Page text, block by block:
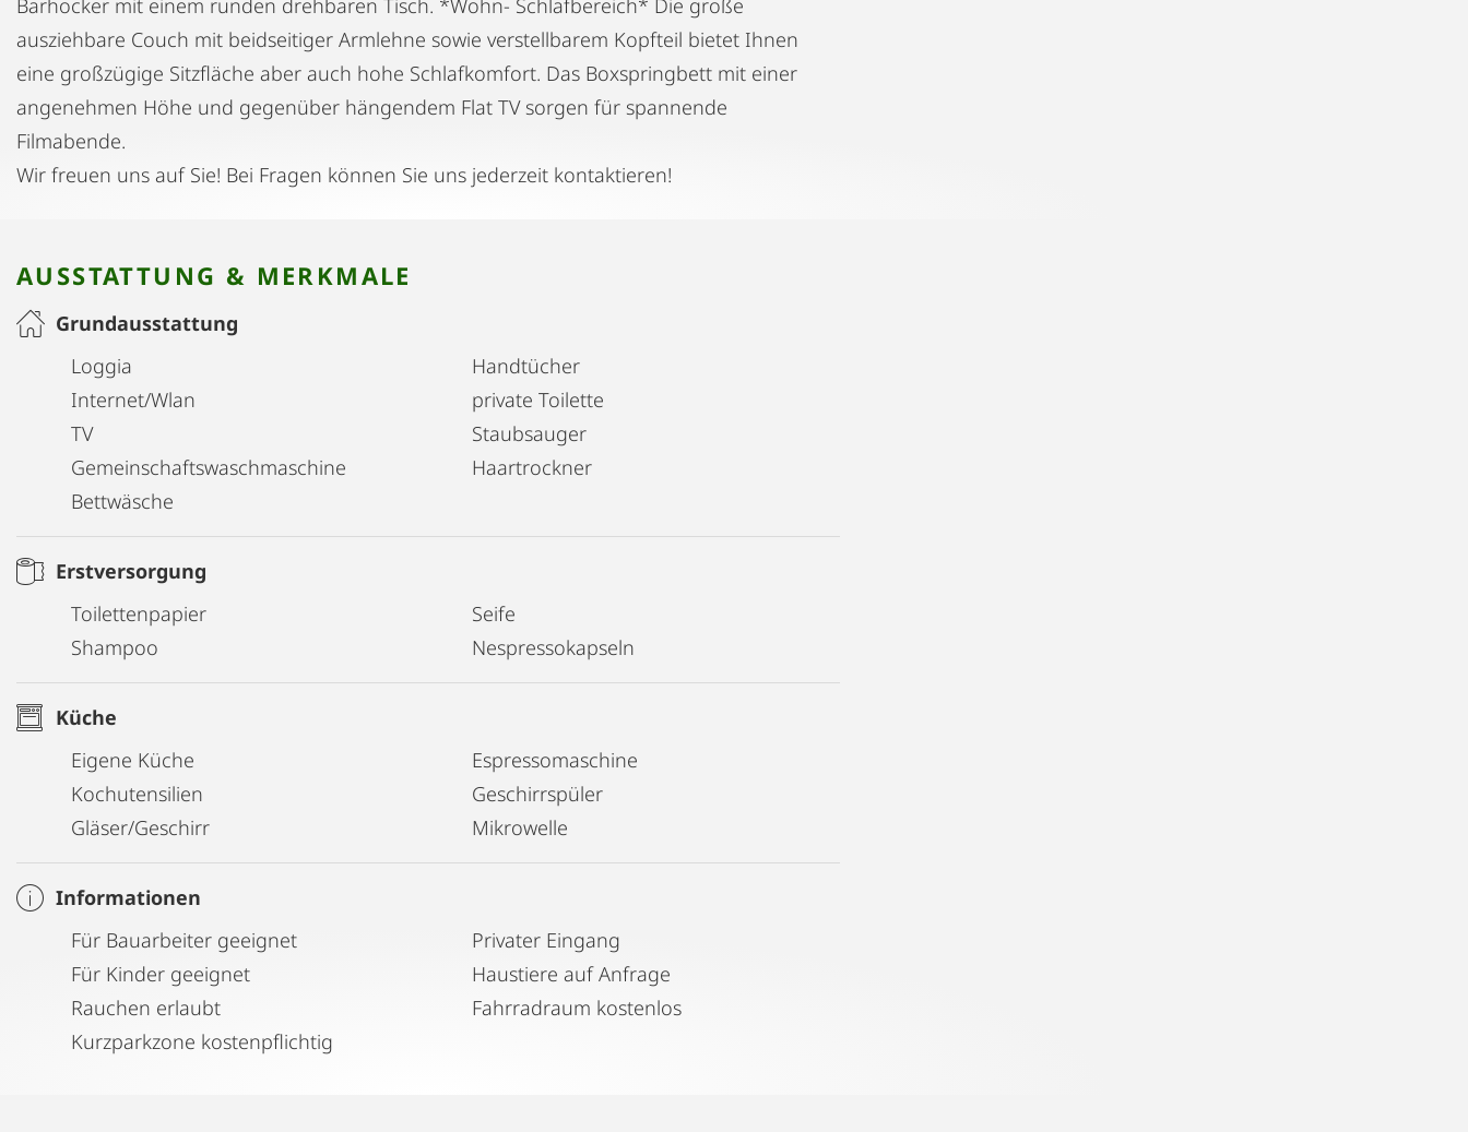
ausziehbare Couch mit beidseitiger Armlehne sowie verstellbarem Kopfteil bietet Ihnen
eine großzügige Sitzfläche aber auch hohe Schlafkomfort. Das Boxspringbett mit einer
angenehmen Höhe und gegenüber hängendem Flat TV sorgen für spannende
Filmabende.
Wir freuen uns auf Sie! Bei Fragen können Sie uns jederzeit kontaktieren!
AUSSTATTUNG & MERKMALE
Grundausstattung
Loggia
Internet/Wlan
TV
Gemeinschaftswaschmaschine
Bettwäsche
Handtücher
private Toilette
Staubsauger
Haartrockner
Erstversorgung
Toilettenpapier
Shampoo
Seife
Nespressokapseln
Küche
Eigene Küche
Kochutensilien
Gläser/Geschirr
Espressomaschine
Geschirrspüler
Mikrowelle
Informationen
Für Bauarbeiter geeignet
Für Kinder geeignet
Rauchen erlaubt
Kurzparkzone kostenpflichtig
Privater Eingang
Haustiere auf Anfrage
Fahrradraum kostenlos